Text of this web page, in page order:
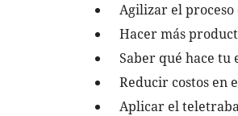
Agilizar el proceso
Hacer más
Saber qué hace tu
Reducir costos en
Aplicar el